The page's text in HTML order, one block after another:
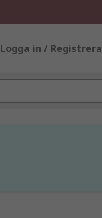
Logga in / Registrera